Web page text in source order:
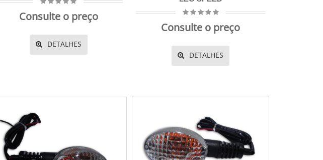
Consulte o preço
DETALHES
Consulte o preço
DETALHES